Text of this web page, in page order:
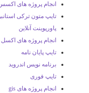
انجام پروژه های اکسس
تایپ متون ترکی
پاورپوینت آنلاین
انجام پروژه های اکسل
تایپ پایان نامه
برنامه نویس اندروید
تایپ فوری
انجام پروژه های gis